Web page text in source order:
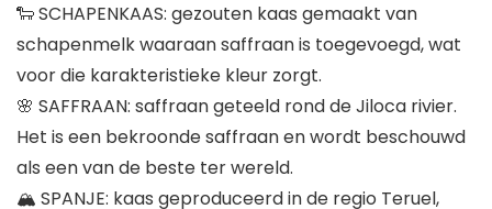
🐑 SCHAPENKAAS: gezouten kaas gemaakt van
schapenmelk waaraan saffraan is toegevoegd, wat
voor die karakteristieke kleur zorgt.
🌸 SAFFRAAN: saffraan geteeld rond de Jiloca rivier.
Het is een bekroonde saffraan en wordt beschouwd
als een van de beste ter wereld.
🏔 SPANJE: kaas geproduceerd in de regio Teruel,